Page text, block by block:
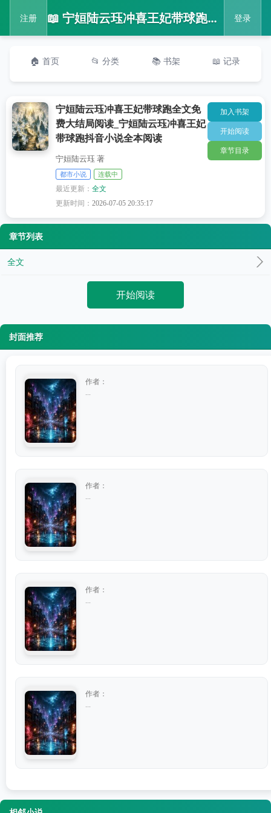
注册 📖 宁姮陆云珏冲喜王妃带球跑全文免费大结局阅读_宁姮陆云珏冲喜王妃带球跑抖音小说全本阅读 登录
🏠 首页 📂 分类 📚 书架 📖 记录
宁姮陆云珏冲喜王妃带球跑全文免
费大结局阅读_宁姮陆云珏冲喜王妃
带球跑抖音小说全本阅读
宁姮陆云珏 著
都市小说 连载中
最近更新：全文
更新时间：2026-07-05 20:35:17
加入书架
开始阅读
章节目录
章节列表
全文
开始阅读
封面推荐
作者：
作者：
作者：
作者：